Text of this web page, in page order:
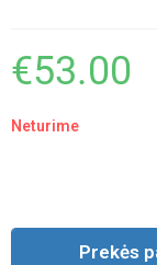
€53.00
Neturime
Prekės